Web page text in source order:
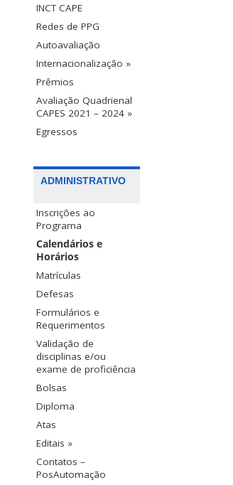
INCT CAPE
Redes de PPG
Autoavaliação
Internacionalização »
Prêmios
Avaliação Quadrienal
CAPES 2021 – 2024 »
Egressos
ADMINISTRATIVO
Inscrições ao
Programa
Calendários e
Horários
Matrículas
Defesas
Formulários e
Requerimentos
Validação de
disciplinas e/ou
exame de proficiência
Bolsas
Diploma
Atas
Editais »
Contatos –
PosAutomação